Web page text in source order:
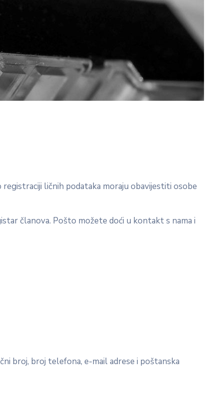
registraciji ličnih podataka moraju obavijestiti osobe
članova. Pošto možete doći u kontakt s nama i
broj, broj telefona, e-mail adrese i poštanska